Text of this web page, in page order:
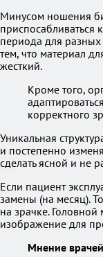
Минусом ношения
приспосабливаться
периода для
тем, что материал
жесткий.
Кроме того,
корректного
Уникальная
и постепенно
сделать ясной и не
Если пациент
замены (на месяц).
на зрачке.
изображение для
Мнение